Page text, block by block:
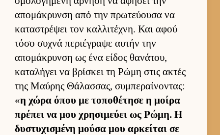
απομάκρυνση από την πρωτεύ­ουσα να
καταστρέψει τον καλ­λιτέχνη. Και αφού
τόσο συχνά περιέγραψε αυ­τήν την
απομάκρυνση ως ένα εί­δος θανάτου,
καταλήγει να βρίσκει τη Ρώμη στις ακτές
της Μαύ­ρης Θάλασ­σας, συμπεραί­νοντας:
«η χώρα όπου με τοποθέτησε η μοίρα
πρέπει να μου χρησιμεύει ως Ρώμη. Η
δυστυχισμένη μούσα μου αρ­κεί­ται σε